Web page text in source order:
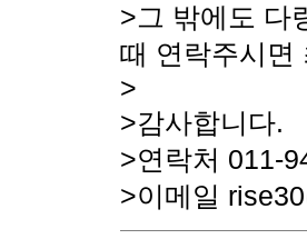
>그 밖에도 다
때 연락주시면
>
>감사합니다.
>연락처 011-
>이메일